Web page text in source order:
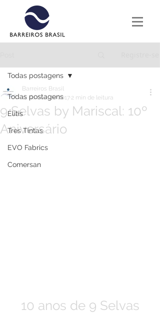
Todas postagens
Élitis
Tres Tintas
EVO Fabrics
Comersan
Todas postagens
9 Selvas by Mariscal: 10º
Aniversário
Barreiros Brasil
11 de dez. de 2017 2 min de leitura
10 anos de 9 Selvas